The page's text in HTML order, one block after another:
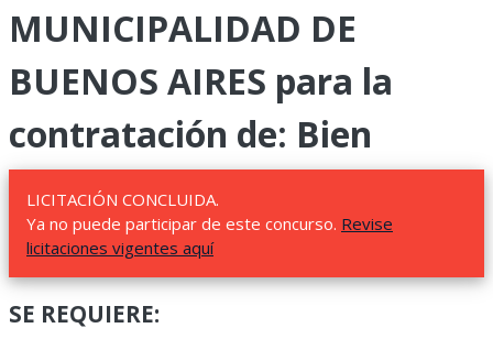
MUNICIPALIDAD DE
BUENOS AIRES para la
contratación de: Bien
LICITACIÓN CONCLUIDA.
Ya no puede participar de este concurso. Revise
licitaciones vigentes aquí
SE REQUIERE: